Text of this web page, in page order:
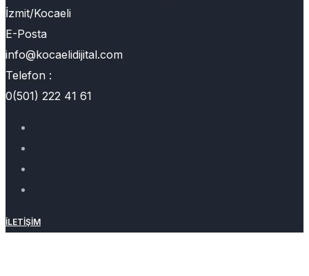
İzmit/Kocaeli
E-Posta
info@kocaelidijital.com
Telefon :
0(501) 222 41 61
İLETIŞIM